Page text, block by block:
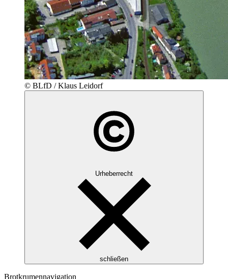
© BLfD / Klaus Leidorf
Urheberrecht
schließen
Brotkrumennavigation